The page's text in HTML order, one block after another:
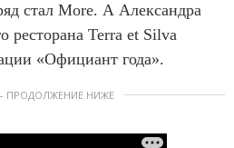
стал More. А Александра
ресторана Terra et Silva
«Официант года».
ПРОДОЛЖЕНИЕ НИЖЕ